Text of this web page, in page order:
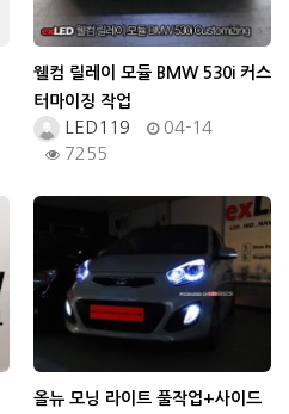
웰컴 릴레이 모듈 BMW 530i 커스
터마이징 작업
LED119
04-14
7255
올뉴 모닝 라이트 풀작업+사이드